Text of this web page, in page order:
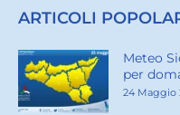
ARTICOLI
Meteo
per
24 Maggio